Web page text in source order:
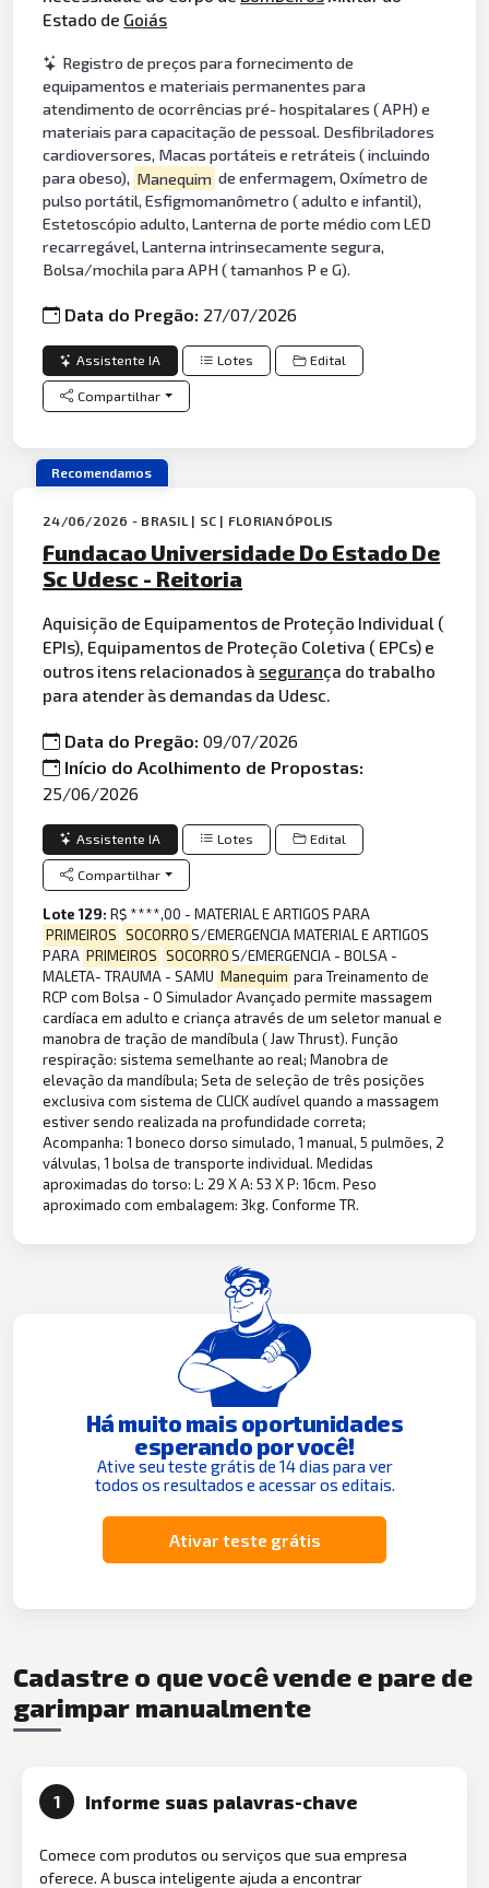
Estado de Goiás
Registro de preços para fornecimento de
equipamentos e materiais permanentes para
atendimento de ocorrências pré- hospitalares ( APH) e
materiais para capacitação de pessoal. Desfibriladores
cardioversores, Macas portáteis e retráteis ( incluindo
para obeso), Manequim de enfermagem, Oxímetro de
pulso portátil, Esfigmomanômetro ( adulto e infantil),
Estetoscópio adulto, Lanterna de porte médio com LED
recarregável, Lanterna intrinsecamente segura,
Bolsa/mochila para APH ( tamanhos P e G).
Data do Pregão: 27/07/2026
Assistente IA Lotes Edital
Compartilhar
Recomendamos
24/06/2026 - BRASIL | SC | FLORIANÓPOLIS
Fundacao Universidade Do Estado De
Sc Udesc - Reitoria
Aquisição de Equipamentos de Proteção Individual (
EPIs), Equipamentos de Proteção Coletiva ( EPCs) e
outros itens relacionados à segurança do trabalho
para atender às demandas da Udesc.
Data do Pregão:09/07/2026
Início do Acolhimento de Propostas:
25/06/2026
Assistente IA Lotes Edital
Compartilhar
Lote 129:R$ ****,00 - MATERIAL E ARTIGOS PARA
PRIMEIROS SOCORROS/EMERGENCIA MATERIAL E ARTIGOS
PARA PRIMEIROS SOCORROS/EMERGENCIA - BOLSA -
MALETA- TRAUMA - SAMU Manequim para Treinamento de
RCP com Bolsa - O Simulador Avançado permite massagem
cardíaca em adulto e criança através de um seletor manual e
manobra de tração de mandíbula ( Jaw Thrust). Função
respiração: sistema semelhante ao real; Manobra de
elevação da mandíbula; Seta de seleção de três posições
exclusiva com sistema de CLICK audível quando a massagem
estiver sendo realizada na profundidade correta;
Acompanha: 1 boneco dorso simulado, 1 manual, 5 pulmões, 2
válvulas, 1 bolsa de transporte individual. Medidas
aproximadas do torso: L: 29 X A: 53 X P: 16cm. Peso
aproximado com embalagem: 3kg. Conforme TR.
Há muito mais oportunidades
esperando por você!
Ative seu teste grátis de 14 dias para ver
todos os resultados e acessar os editais.
Ativar teste grátis
Cadastre o que você vende e pare de
garimpar manualmente
1 Informe suas palavras-chave
Comece com produtos ou serviços que sua empresa
oferece. A busca inteligente ajuda a encontrar